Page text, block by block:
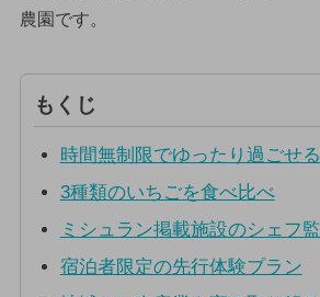
農園です。
もくじ
時間無制限でゆったり過ごせ
3種類のいちごを食べ比べ
ミシュラン掲載施設のシェフ
宿泊者限定の先行体験プラン